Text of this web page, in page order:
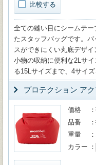
比較する
全ての縫い目にシームテ
たスタッフバッグです。
スができにくい丸底デザイ
小物の収納に便利な2Lサ
る15Lサイズまで、4サイズ
プロテクション ア
価格
品番
重量
カラー